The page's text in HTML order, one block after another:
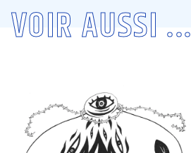
VOIR AUSSI ...